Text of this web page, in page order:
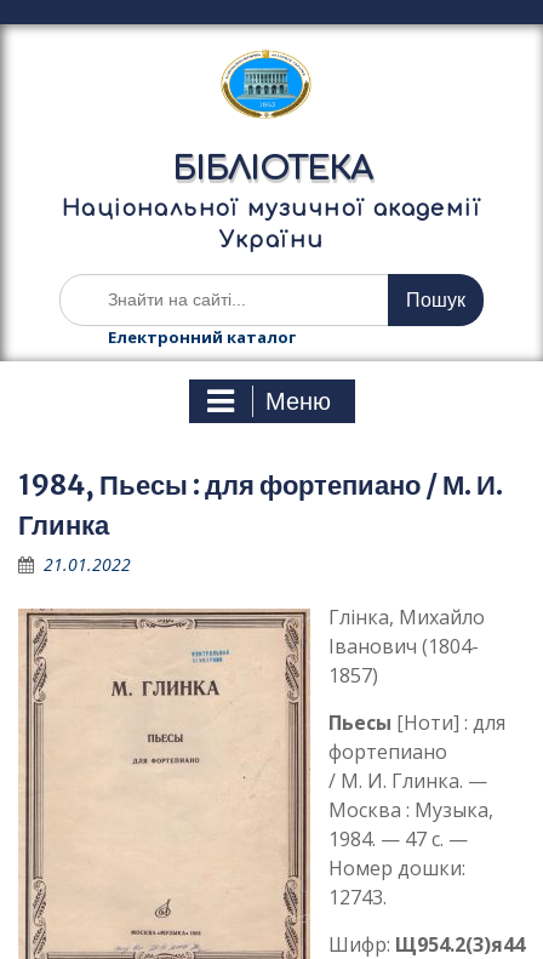
е
у
БІБЛІОТЕКА
Національної музичної академії
України
Ш
у
а
Електронний каталог
Меню
1984, Пьесы : для фортепиано / М. И.
Глинка
21.01.2022
Глінка, Михайло
Іванович (1804-
1857)
Пьесы [Ноти] : для
фортепиано
/ М. И. Глинка. —
Москва : Музыка,
1984. — 47 с. —
Номер дошки:
12743.
Шифр: Щ954.2(3)я44